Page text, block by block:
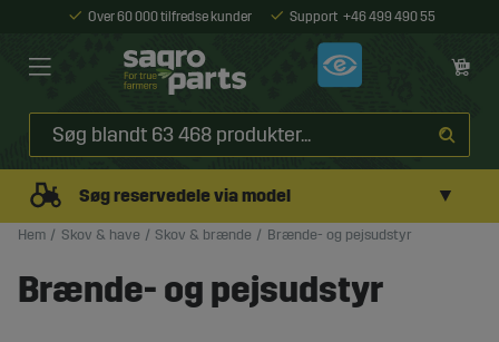
Over 60 000 tilfredse kunder Support +46 499 490 55
Søg reservedele via model ▼
Hem Skov & have Skov & brænde Brænde- og pejsudstyr
Brænde- og pejsudstyr